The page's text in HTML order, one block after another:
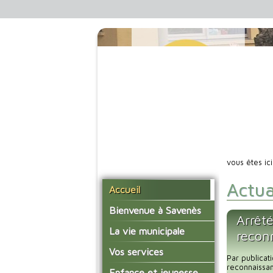
Accueil
Bienvenue à Savenès
Situer Savenès
Savenès en chiffre
L'histoire du village
La vie municipale
Vos élus
Les compte-rendus du
Vos services
La mairie
vous êtes
Par